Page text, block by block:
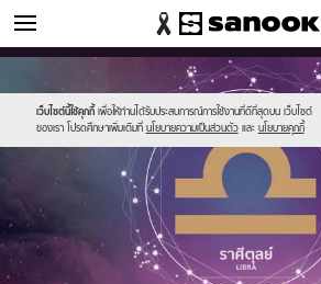
ดูดวง
เว็บไซต์นี้ใช้คุกกี้ เพื่อให้ท่านได้รับประสบการณ์การใช้งานที่ดีที่สุดบน เว็บไซต์
ของเรา โปรดศึกษาเพิ่มเติมที่ นโยบายความเป็นส่วนตัว และ นโยบายคุกกี้
//s.isanook.com/sr/0/images/logo-
new-
sanook.png
//s.isanook.com/ho/0/ud/fxd/fortnightly/